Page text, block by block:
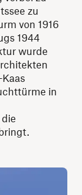
zu
von 1916
1944
wurde
in